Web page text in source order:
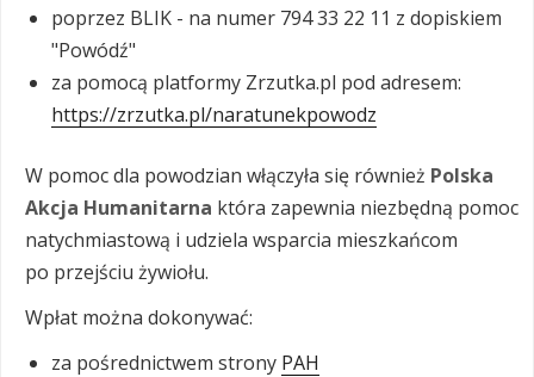
poprzez BLIK - na numer 794 33 22 11 z dopiskiem
"Powódź"
za pomocą platformy Zrzutka.pl pod adresem:
https://zrzutka.pl/naratunekpowodz
W pomoc dla powodzian włączyła się również Polska
Akcja Humanitarna która zapewnia niezbędną pomoc
natychmiastową i udziela wsparcia mieszkańcom
po przejściu żywiołu.
Wpłat można dokonywać:
za pośrednictwem strony PAH